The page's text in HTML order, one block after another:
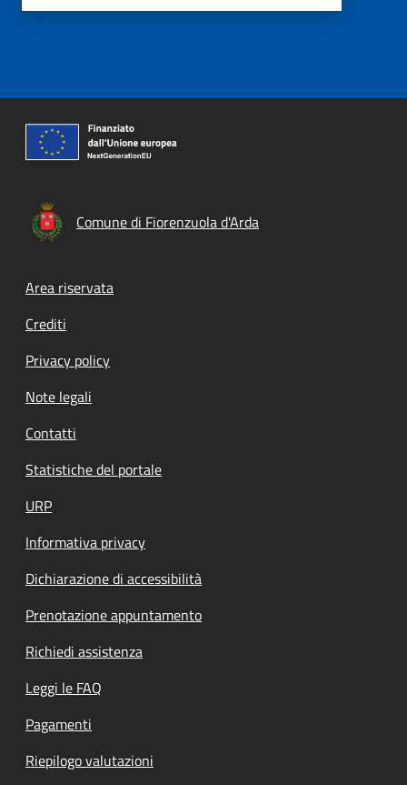
Comune di Fiorenzuola d'Arda
Footer menu
Area riservata
Crediti
Privacy policy
Note legali
Contatti
Statistiche del portale
URP
Informativa privacy
Dichiarazione di accessibilità
Prenotazione appuntamento
Richiedi assistenza
Leggi le FAQ
Pagamenti
Riepilogo valutazioni